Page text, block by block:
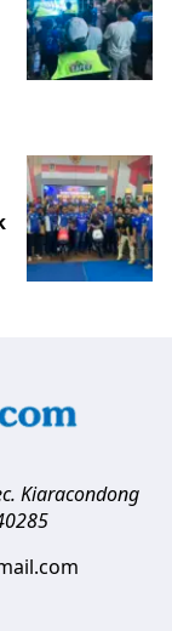
Kiaracondong